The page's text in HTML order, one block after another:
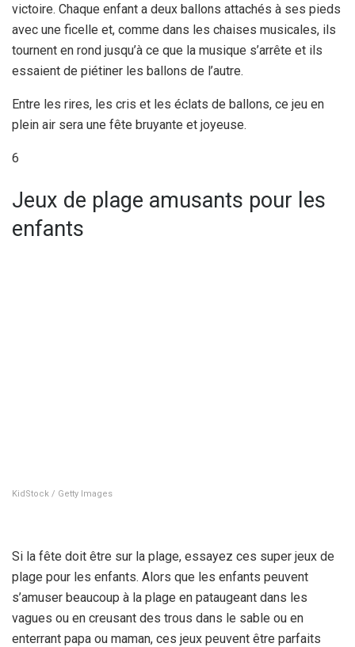
victoire. Chaque enfant a deux ballons attachés à ses pieds
avec une ficelle et, comme dans les chaises musicales, ils
tournent en rond jusqu’à ce que la musique s’arrête et ils
essaient de piétiner les ballons de l’autre.
Entre les rires, les cris et les éclats de ballons, ce jeu en
plein air sera une fête bruyante et joyeuse.
6
Jeux de plage amusants pour les
enfants
KidStock / Getty Images
Si la fête doit être sur la plage, essayez ces super jeux de
plage pour les enfants. Alors que les enfants peuvent
s’amuser beaucoup à la plage en pataugeant dans les
vagues ou en creusant des trous dans le sable ou en
enterrant papa ou maman, ces jeux peuvent être parfaits